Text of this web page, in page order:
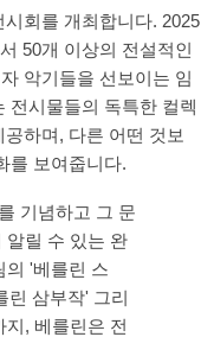
시회를 개최합니다. 2025
50개 이상의 전설적인
악기들을 선보이는 임
전시물들의 독특한 컬렉
하며, 다른 어떤 것보
를 보여줍니다.
기념하고 그 문
알릴 수 있는 완
의 '베를린 스
린 삼부작' 그리
지, 베를린은 전